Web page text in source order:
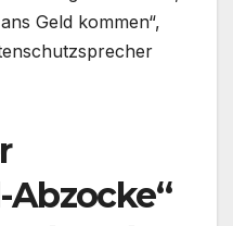
Geld kommen“,
Abzocke“